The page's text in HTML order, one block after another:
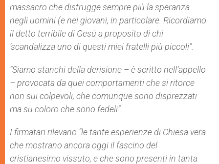
massacro che distrugge sempre più la speranza
negli uomini (e nei giovani, in particolare. Ricordiamo
il detto terribile di Gesù a proposito di chi
‘scandalizza uno di questi miei fratelli più piccoli”.
“Siamo stanchi della derisione – è scritto nell’appello
– provocata da quei comportamenti che si ritorce
non sui colpevoli, che comunque sono disprezzati
ma su coloro che sono fedeli”.
I firmatari rilevano “le tante esperienze di Chiesa vera
che mostrano ancora oggi il fascino del
cristianesimo vissuto, e che sono presenti in tanta